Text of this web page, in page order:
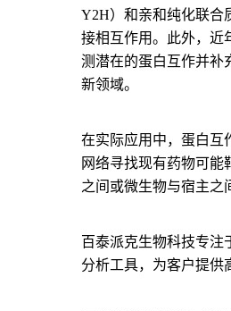
Y2H）和亲和纯化联合
接相互作用。此外，近
测潜在的蛋白互作并补
新领域。
在实际应用中，蛋白互
网络寻找现有药物可
之间或微生物与宿主之
百泰派克生物科技专注
分析工具，为客户提供